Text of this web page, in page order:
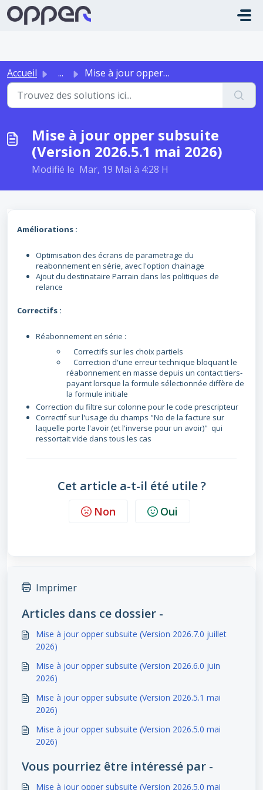
Passer au contenu principal
Accueil ... Mise à jour opper subsuite (Version 2026.5.1 mai 2026)
Mise à jour opper subsuite
(Version 2026.5.1 mai 2026)
Modifié le Mar, 19 Mai à 4:28 H
Améliorations :
Optimisation des écrans de parametrage du
reabonnement en série, avec l'option chainage
Ajout du destinataire Parrain dans les politiques de
relance
Correctifs :
Réabonnement en série :
Correctifs sur les choix partiels
Correction d'une erreur technique bloquant le
réabonnement en masse depuis un contact tiers-
payant lorsque la formule sélectionnée diffère de
la formule initiale
Correction du filtre sur colonne pour le code prescripteur
Correctif sur l'usage du champs "No de la facture sur
laquelle porte l'avoir (et l'inverse pour un avoir)" qui
ressortait vide dans tous les cas
Cet article a-t-il été utile ?
Non Oui
Imprimer
Articles dans ce dossier -
Mise à jour opper subsuite (Version 2026.7.0 juillet
2026)
Mise à jour opper subsuite (Version 2026.6.0 juin
2026)
Mise à jour opper subsuite (Version 2026.5.1 mai
2026)
Mise à jour opper subsuite (Version 2026.5.0 mai
2026)
Vous pourriez être intéressé par -
Mise à jour opper subsuite (Version 2026.5.0 mai